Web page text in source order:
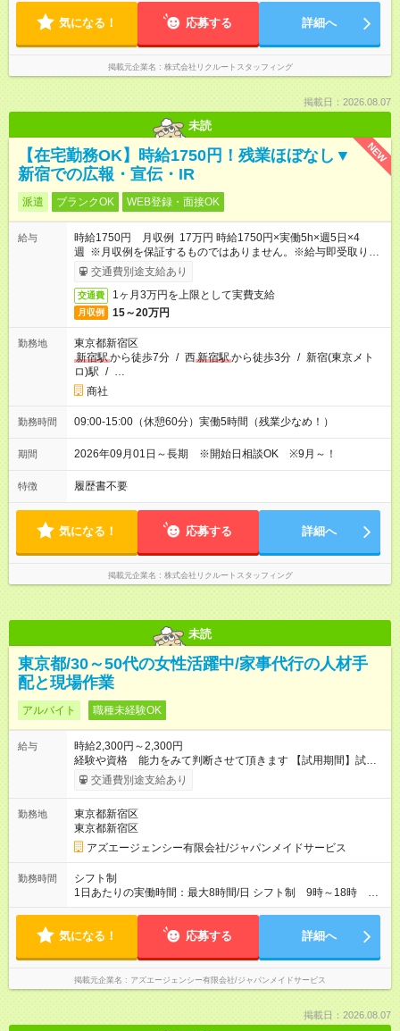
気になる！ 応募する 詳細へ
掲載元企業名 株式会社リクルートスタッフィング
掲載日：2026.08.07
未読
NEW
【在宅勤務OK】時給1750円！残業ほぼなし▼
新宿での広報・宣伝・IR
派遣 ブランクOK WEB登録・面接OK
給与
時給1750円 月収例 17万円 時給1750円×実働5h×週5日×4
週 ※月収例を保証するものではありません。※給与即受取りサ
ービス利用可（利用条件有）
交通費別途支給あり
交通費 1ヶ月3万円を上限として実費支給
月収例 15～20万円
勤務地
東京都新宿区
新宿駅から徒歩7分 / 西新宿駅から徒歩3分 / 新宿(東京メト
ロ)駅 / …
商社
勤務時間 09:00-15:00（休憩60分）実働5時間（残業少なめ！）
期間 2026年09月01日～長期 ※開始日相談OK ※9月～！
特徴 履歴書不要
気になる！ 応募する 詳細へ
掲載元企業名 株式会社リクルートスタッフィング
未読
東京都/30～50代の女性活躍中/家事代行の人材手
配と現場作業
アルバイト 職種未経験OK
給与
時給2,300円～2,300円
経験や資格 能力をみて判断させて頂きます 【試用期間】試用
期間あり 試用期間の長さ：2ヶ月 雇用形態、給与は本採用時と
同じです。 10時～18時や9時～17時など 時短勤務希望の方も
交通費別途支給あり
勤務地
東京都新宿区
東京都新宿区
アズエージェンシー有限会社/ジャパンメイドサービス
勤務時間
シフト制
1日あたりの実働時間：最大8時間/日 シフト制 9時～18時 9
時～17時 10時～18時 など ご相談ください 標準労働時間：
の手配、顧客対応など 休みたい日は、月に5日間希望休出してい
気になる！ 応募する 詳細へ
掲載元企業名 アズエージェンシー有限会社/ジャパンメイドサービス
掲載日：2026.08.07